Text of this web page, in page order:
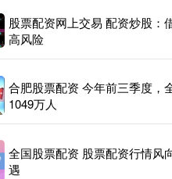
股票配资网上交易 配资炒股：
高风险
合肥股票配资 今年前三季度，
1049万人
全国股票配资 股票配资行情风
遇